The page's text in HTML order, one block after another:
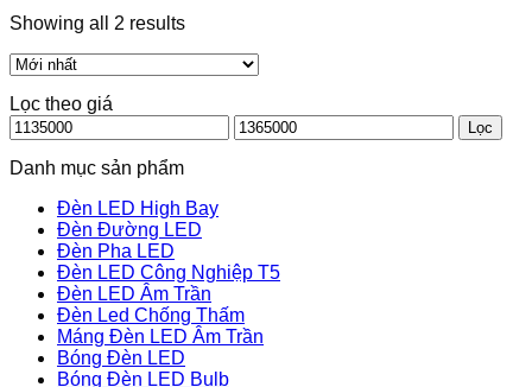
Showing all 2 results
Lọc theo giá
Giá
thấp
nhất
Giá
cao
Lọc
Danh mục sản phẩm
Đèn LED High Bay
Đèn Đường LED
Đèn Pha LED
Đèn LED Công Nghiệp T5
Đèn LED Âm Trần
Đèn Led Chống Thấm
Máng Đèn LED Âm Trần
Bóng Đèn LED
Bóng Đèn LED Bulb